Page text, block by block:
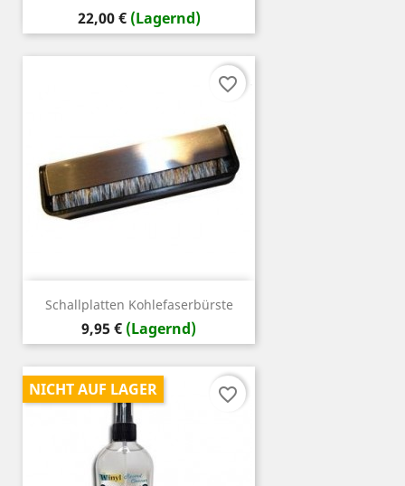
Preis
22,00 € (Lagernd)
Schallplatten Kohlefaserbürste
Preis
9,95 € (Lagernd)
favorite_border
NICHT AUF LAGER favorite_border